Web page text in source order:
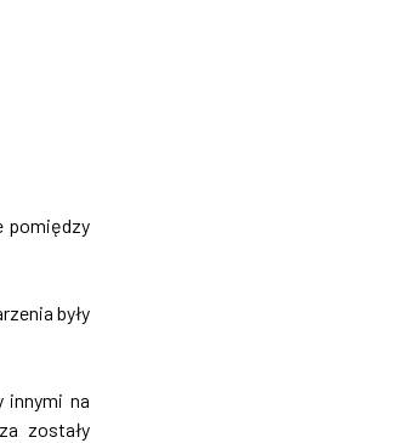
pomiędzy
były
innymi na
zostały